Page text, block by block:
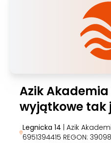
Azik Akademia
wyjątkowe tak
Legnicka 14 | Azik
6951394415 REGON: